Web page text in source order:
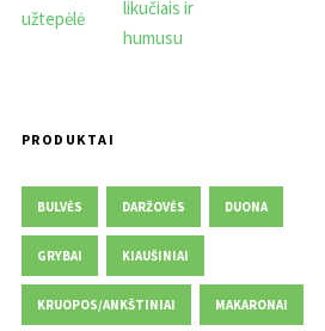
PRODUKTAI
BULVĖS DARŽOVĖS DUONA
GRYBAI KIAUŠINIAI
KRUOPOS/ANKŠTINIAI MAKARONAI